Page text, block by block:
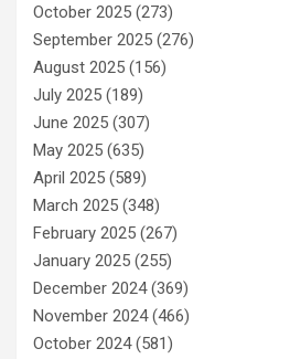
October 2025 (273)
September 2025 (276)
August 2025 (156)
July 2025 (189)
June 2025 (307)
May 2025 (635)
April 2025 (589)
March 2025 (348)
February 2025 (267)
January 2025 (255)
December 2024(369)
November 2024(466)
October 2024(581)